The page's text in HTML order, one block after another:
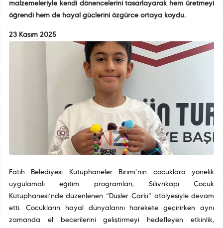
malzemeleriyle kendi dönencelerini tasarlayarak hem üretmeyi
öğrendi hem de hayal güçlerini özgürce ortaya koydu.
23 Kasım 2025
Fatih Belediyesi Kütüphaneler Birimi’nin çocuklara yönelik
uygulamalı eğitim programları, Silivrikapı Çocuk
Kütüphanesi’nde düzenlenen “Düşler Çarkı” atölyesiyle devam
etti. Çocukların hayal dünyalarını harekete geçirirken aynı
zamanda el becerilerini geliştirmeyi hedefleyen etkinlik,